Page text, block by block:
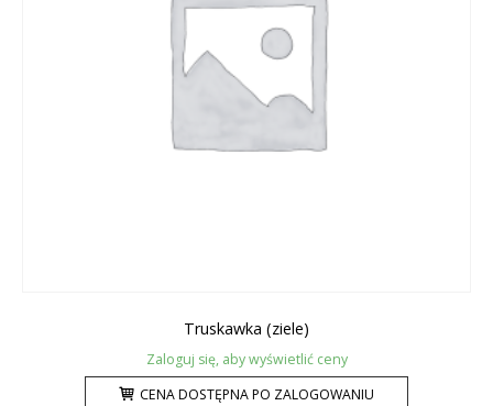
Truskawka (ziele)
Zaloguj się, aby wyświetlić ceny
CENA DOSTĘPNA PO ZALOGOWANIU